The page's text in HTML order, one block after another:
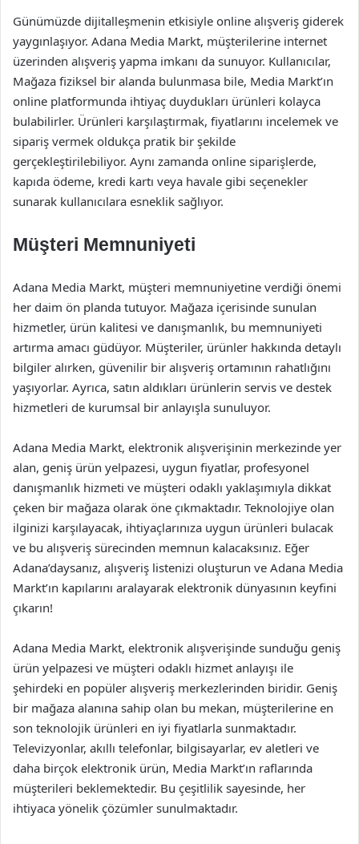
Günümüzde dijitalleşmenin etkisiyle online alışveriş giderek
yaygınlaşıyor. Adana Media Markt, müşterilerine internet
üzerinden alışveriş yapma imkanı da sunuyor. Kullanıcılar,
Mağaza fiziksel bir alanda bulunmasa bile, Media Markt’ın
online platformunda ihtiyaç duydukları ürünleri kolayca
bulabilirler. Ürünleri karşılaştırmak, fiyatlarını incelemek ve
sipariş vermek oldukça pratik bir şekilde
gerçekleştirilebiliyor. Aynı zamanda online siparişlerde,
kapıda ödeme, kredi kartı veya havale gibi seçenekler
sunarak kullanıcılara esneklik sağlıyor.
Müşteri Memnuniyeti
Adana Media Markt, müşteri memnuniyetine verdiği önemi
her daim ön planda tutuyor. Mağaza içerisinde sunulan
hizmetler, ürün kalitesi ve danışmanlık, bu memnuniyeti
artırma amacı güdüyor. Müşteriler, ürünler hakkında detaylı
bilgiler alırken, güvenilir bir alışveriş ortamının rahatlığını
yaşıyorlar. Ayrıca, satın aldıkları ürünlerin servis ve destek
hizmetleri de kurumsal bir anlayışla sunuluyor.
Adana Media Markt, elektronik alışverişinin merkezinde yer
alan, geniş ürün yelpazesi, uygun fiyatlar, profesyonel
danışmanlık hizmeti ve müşteri odaklı yaklaşımıyla dikkat
çeken bir mağaza olarak öne çıkmaktadır. Teknolojiye olan
ilginizi karşılayacak, ihtiyaçlarınıza uygun ürünleri bulacak
ve bu alışveriş sürecinden memnun kalacaksınız. Eğer
Adana’daysanız, alışveriş listenizi oluşturun ve Adana Media
Markt’ın kapılarını aralayarak elektronik dünyasının keyfini
çıkarın!
Adana Media Markt, elektronik alışverişinde sunduğu geniş
ürün yelpazesi ve müşteri odaklı hizmet anlayışı ile
şehirdeki en popüler alışveriş merkezlerinden biridir. Geniş
bir mağaza alanına sahip olan bu mekan, müşterilerine en
son teknolojik ürünleri en iyi fiyatlarla sunmaktadır.
Televizyonlar, akıllı telefonlar, bilgisayarlar, ev aletleri ve
daha birçok elektronik ürün, Media Markt’ın raflarında
müşterileri beklemektedir. Bu çeşitlilik sayesinde, her
ihtiyaca yönelik çözümler sunulmaktadır.